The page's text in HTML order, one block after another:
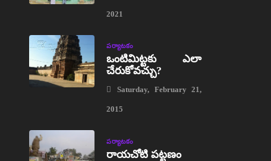
2021
పర్యాటకం
ఒంటిమిట్టకు ఎలా
చేరుకోవచ్చు?
Saturday, February 21,
2015
పర్యాటకం
రాయచోటి పట్టణం